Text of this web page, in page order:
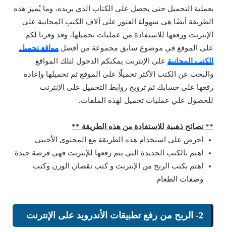
بعملية التحميل حتى يحصل على الكتاب الذي يريده، وما يُميز هذه
الطريقة أيضًا هي سهولة العثور على آلاف الكتب المجانية على
الإنترنت ورفعها للاستفادة من عمليات تحميلها، وقد وفرنا لكم
على الموقع في موضوع سابق مجموعة من أفضل مواقع تحميل
الكتب المجانية على الإنترنت يمكنكم الدخول لتلك المواقع
والبحث عن الكتب الأكثر تحميلًا على الموقع ثم تحميلها وإعادة
رفعها على حسابك ثم ترويج روابط التحميل على الإنترنت
للحصول علي عمليات تحميل لهذه الملفات.
** نصائح ذهبية للاستفادة من هذه الطريقة **
احرص على استخدام هذه الطريقة مع المحتوى الأجنبي
اهتم بالكتب الجديدة التي يتم رفعها للإنترنت فهي فرصة جيدة
اهتم بكتب الربح من الإنترنت و كتب نقصان الوزن وكتب
وصفات الطعام
2- الربح من رفع تطبيقات الأندرويد على الإنترنت